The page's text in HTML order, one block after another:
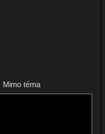
Mimo téma